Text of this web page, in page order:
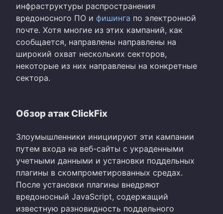
инфраструктуры распространения
вредоносного ПО и фишинга по электронной
почте. Хотя многие из этих кампаний, как
сообщается, направлены направлены на
широкий охват нескольких секторов,
некоторые из них направлены на конкретные
сектора.
Обзор атак ClickFix
Злоумышленники инициируют эти кампании
путем входа на веб-сайты с украденными
учетными данными и установки поддельных
плагины в скомпрометированных средах.
После установки плагины внедряют
вредоносный JavaScript, содержащий
известную разновидность поддельного